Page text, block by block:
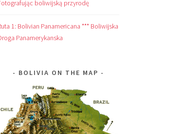
boliwijską przyrodę
1: Bolivian Panamericana *** Boliwijska
Panamerykanska
BOLIVIA ON THE MAP